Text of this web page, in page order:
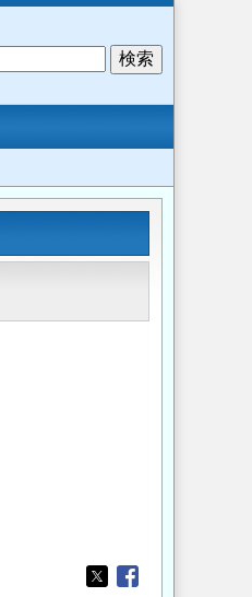
Opens in a new
Opens in a new